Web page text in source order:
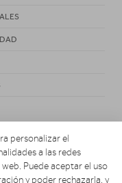
personalizar el
a las redes
Puede aceptar el uso
y poder rechazarla, y